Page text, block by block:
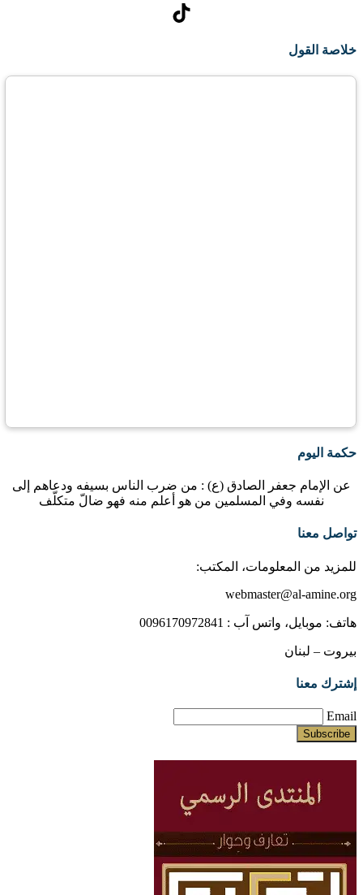
تيك توك
خلاصة القول
حكمة اليوم
عن الإمام جعفر الصادق (ع) : من ضرب الناس بسيفه ودعاهم إلى
نفسه وفي المسلمين من هو أعلم منه فهو ضالّ متكلّف
تواصل معنا
للمزيد من المعلومات، المكتب:
webmaster@al-amine.org
هاتف: موبايل، واتس آب : 0096170972841
بيروت – لبنان
إشترك معنا
Email